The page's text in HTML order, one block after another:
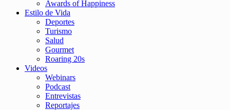
Awards of Happiness
Estilo de Vida
Deportes
Turismo
Salud
Gourmet
Roaring 20s
Videos
Webinars
Podcast
Entrevistas
Reportajes